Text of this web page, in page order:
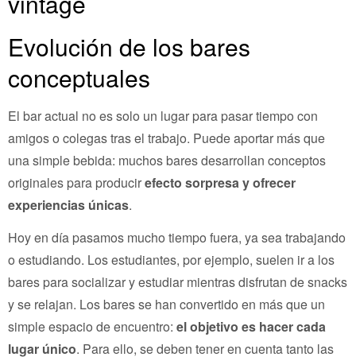
Evolución de los bares
conceptuales
El bar actual no es solo un lugar para pasar tiempo con
amigos o colegas tras el trabajo. Puede aportar más que
una simple bebida: muchos bares desarrollan conceptos
originales para producirefecto sorpresa y ofrecer
experiencias únicas.
Hoy en día pasamos mucho tiempo fuera, ya sea trabajando
o estudiando. Los estudiantes, por ejemplo, suelen ir a los
bares para socializar y estudiar mientras disfrutan de snacks
y se relajan. Los bares se han convertido en más que un
simple espacio de encuentro: el objetivo es hacer cada
lugar único. Para ello, se deben tener en cuenta tanto las